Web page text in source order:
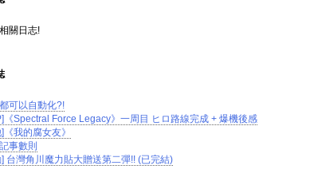
關日志!
可以自動化?!
《Spectral Force Legacy》一周目 ヒロ路線完成 + 爆機後感
《我的腐女友》
事數則
] 台灣角川魔力貼大贈送第二彈!! (已完結)